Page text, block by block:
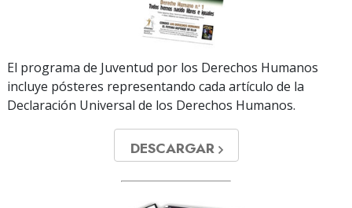
El programa de Juventud por los Derechos Humanos
incluye pósteres representando cada artículo de la
Declaración Universal de los Derechos Humanos.
DESCARGAR